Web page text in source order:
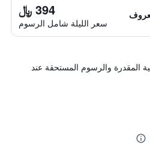
394 ﷼
سعر الليلة شامل الرسوم
المقدرة والرسوم المستحقة عند